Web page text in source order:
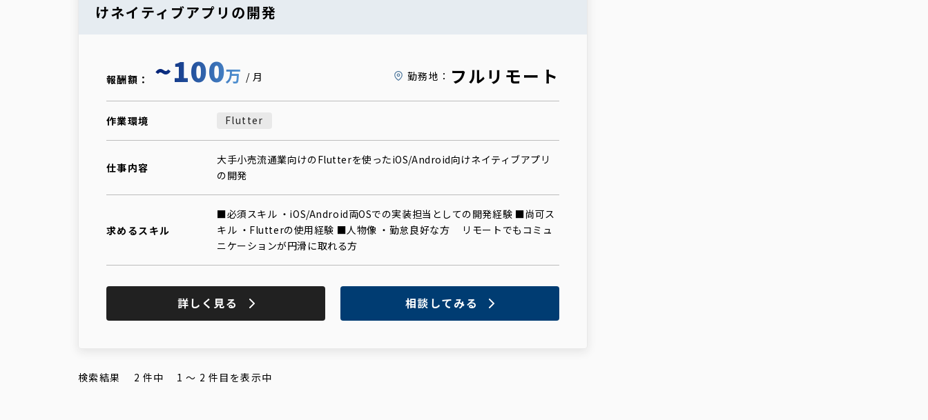
けネイティブアプリの開発
報酬額： ~100万 /月 勤務地： フルリモート
作業環境 Flutter
仕事内容
大手小売流通業向けのFlutterを使ったiOS/Android向けネイティブアプリ
の開発
求めるスキル
■必須スキル ・iOS/Android両OSでの実装担当としての開発経験 ■尚可ス
キル ・Flutterの使用経験 ■人物像 ・勤怠良好な方 リモートでもコミュ
ニケーションが円滑に取れる方
詳しく見る 相談してみる
検索結果 2 件中 1 〜 2 件目を表示中